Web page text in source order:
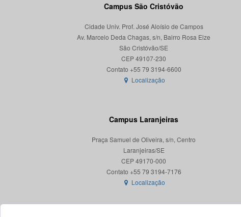
Campus São Cristóvão
Cidade Univ. Prof. José Aloísio de Campos
Av. Marcelo Deda Chagas, s/n, Bairro Rosa Elze
São Cristóvão/SE
CEP 49107-230
Localização
Campus Laranjeiras
Praça Samuel de Oliveira, s/n, Centro
Laranjeiras/SE
CEP 49170-000
Localização